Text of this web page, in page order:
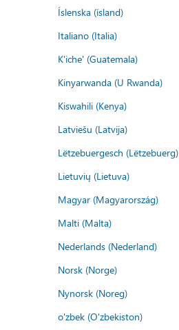
Íslenska (ísland)
Italiano (Italia)
K'iche' (Guatemala)
Kinyarwanda (U Rwanda)
Kiswahili (Kenya)
Latviešu (Latvija)
Lëtzebuergesch (Lëtzebuerg)
Lietuvių (Lietuva)
Magyar (Magyarország)
Malti (Malta)
Nederlands (Nederland)
Norsk (Norge)
Nynorsk (Noreg)
o'zbek (O'zbekiston)